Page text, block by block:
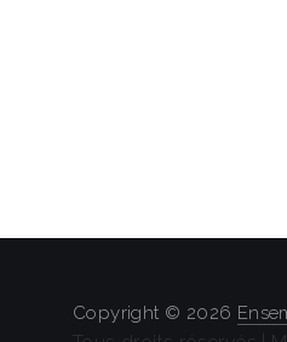
Copyright © 2026